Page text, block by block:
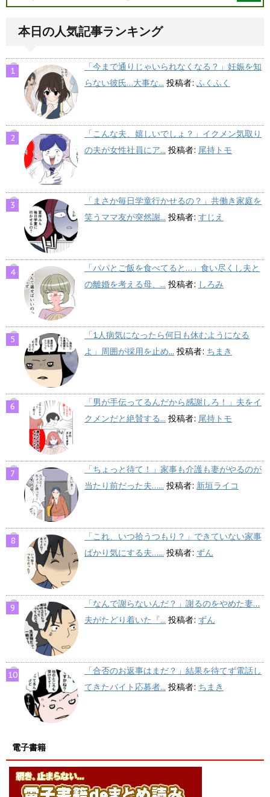
本日の人気記事ランキング
「今まで通りじゃいられなくなる？」妊娠を知
らない彼氏…大事な... 投稿者: ふくふく
「こんな夫、嬉しいでしょ？」イクメン気取り
の夫が女性社員にア... 投稿者: 尾持トモ
「まさか毎日学童行かせるの？」共働き家庭を
笑うママ友が突然謝... 投稿者: すじえ
「パパとご飯を食べてると…」食い尽くし夫と
の離婚を考える母、... 投稿者: しろみ
「1人病気になったら何日も休むようになる
よ」周囲が採用を止め... 投稿者: ちまき
「男が手伝ってるんだから感謝しろ！」夫をイ
クメンだと絶賛する... 投稿者: 尾持トモ
「ちょっと待て！」家事も介護も妻がやるのが
当たり前だった夫…... 投稿者: 新垣ライコ
「これ、いつ拾うつもり？」できていない家事
ばかり気にする夫…... 投稿者: ずん
「なんで謝らないんだ？」謝るのをやめた妻…
夫がたどり着いた『... 投稿者: ずん
「合否のお返事はまだ？」結果を待てず電話し
てきたバイト応募者... 投稿者: ちまき
電子書籍